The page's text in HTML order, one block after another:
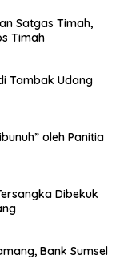
Satgas Timah,
Timah
Tambak Udang
oleh Panitia
Dibekuk
Bank Sumsel